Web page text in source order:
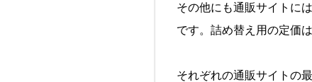
その他にも通販サイトに
です。詰め替え用の定価
それぞれの通販サイトの